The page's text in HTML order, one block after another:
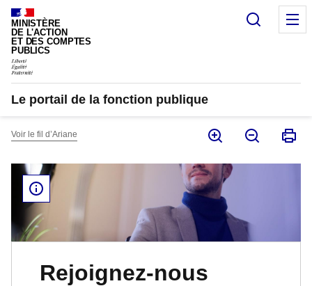
Panneau de gestion des cookies
MINISTÈRE
DE L'ACTION
ET DES COMPTES
PUBLICS
Le portail de la fonction publique
Voir le fil d’Ariane
Rejoignez-nous